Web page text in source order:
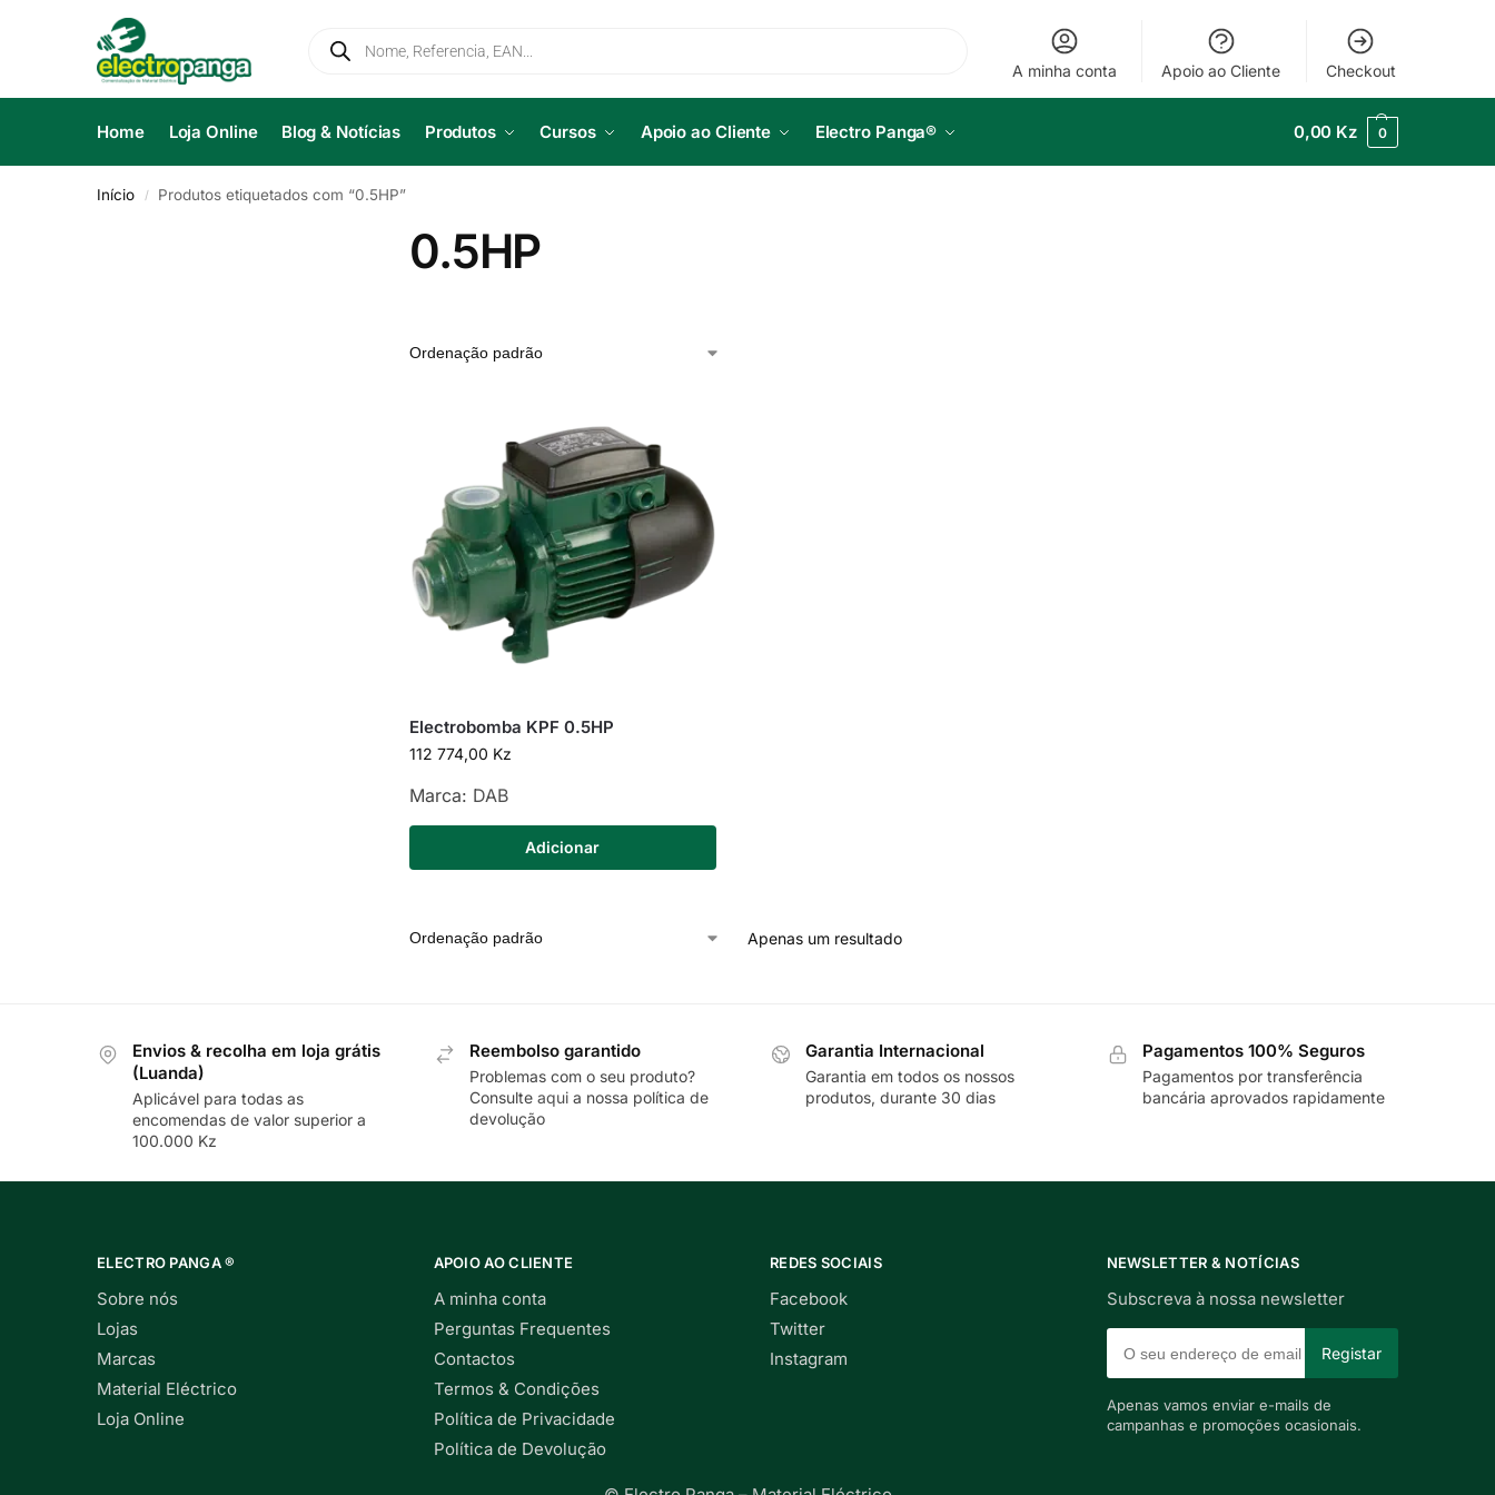
A minha conta Apoio ao Cliente Checkout
Home Loja Online Blog & Notícias Produtos Cursos Apoio ao Cliente Electro Panga® 0,00 Kz 0
Início / Produtos etiquetados com “0.5HP”
0.5HP
Electrobomba KPF 0.5HP
112 774,00 Kz
Marca: DAB
Adicionar
Apenas um resultado
Envios & recolha em loja grátis
(Luanda)
Aplicável para todas as
encomendas de valor superior a
100.000 Kz
Reembolso garantido
Problemas com o seu produto?
Consulte aquia nossa política de
devolução
Garantia Internacional
Garantia em todos os nossos
produtos, durante 30 dias
Pagamentos 100% Seguros
Pagamentos por transferência
bancária aprovados rapidamente
ELECTRO PANGA ®
Sobre nós
Lojas
Marcas
Material Eléctrico
Loja Online
APOIO AO CLIENTE
A minha conta
Perguntas Frequentes
Contactos
Termos & Condições
Política de Privacidade
Política de Devolução
REDES SOCIAIS
Facebook
Twitter
Instagram
NEWSLETTER & NOTÍCIAS
Subscreva à nossa newsletter
Apenas vamos enviar e-mails de
campanhas e promoções ocasionais.